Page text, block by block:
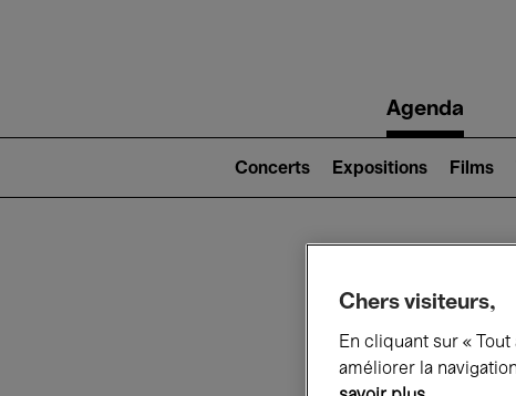
navigationAgenda
2)
Concerts Expositions Films
Ce
Chers visiteurs,
En cliquant sur «
améliorer la